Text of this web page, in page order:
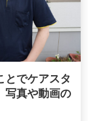
とでケアスタ
写真や動画の